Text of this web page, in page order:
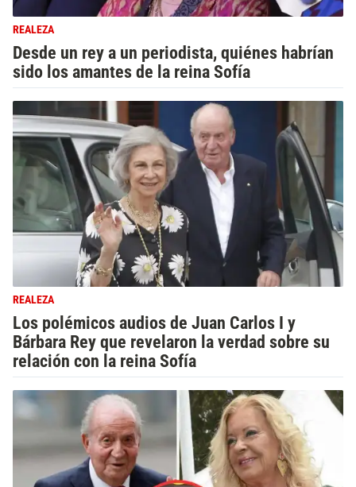
REALEZA
Desde un rey a un periodista, quiénes habrían
sido los amantes de la reina Sofía
REALEZA
Los polémicos audios de Juan Carlos I y
Bárbara Rey que revelaron la verdad sobre su
relación con la reina Sofía